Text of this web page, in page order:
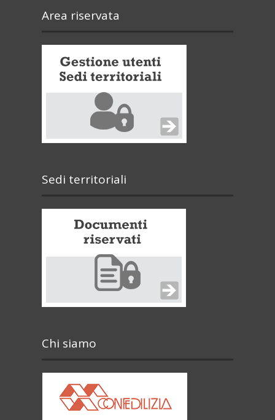
Area riservata
Sedi territoriali
Chi siamo